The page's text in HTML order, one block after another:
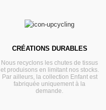
CRÉATIONS DURABLES
Nous recyclons les chutes de tissus
et produisons en limitant nos stocks.
Par ailleurs, la collection Enfant est
fabriquée uniquement à la
demande.